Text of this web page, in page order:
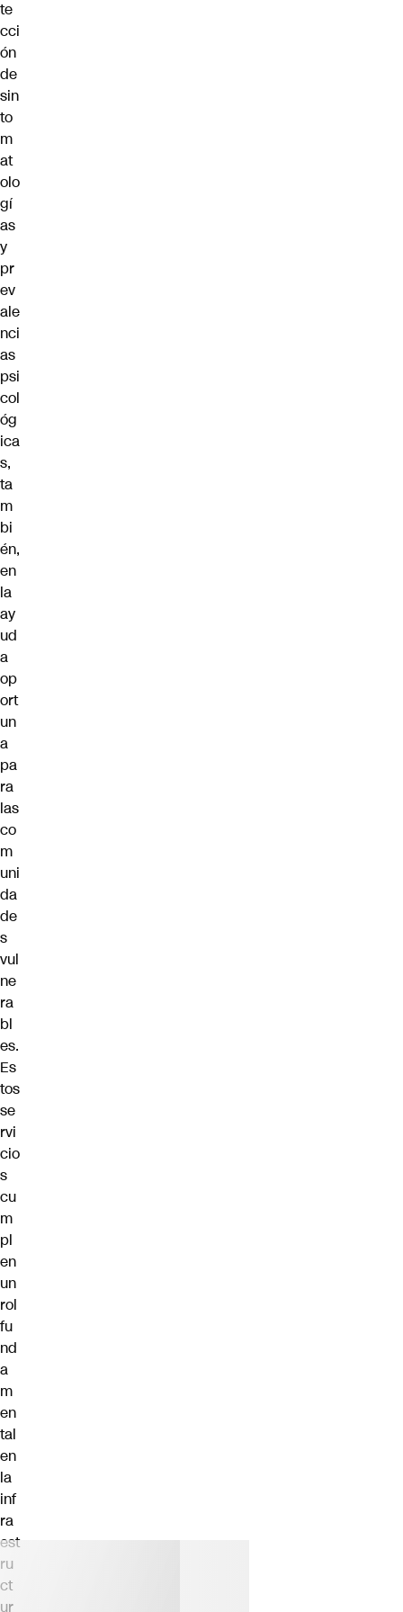
te
cci
ón
de
sin
to
m
at
olo
gí
as
y
pr
ev
ale
nci
as
psi
col
óg
ica
s,
ta
m
bi
én,
en
la
ay
ud
a
op
ort
un
a
pa
ra
las
co
m
uni
da
de
s
vul
ne
ra
bl
es.
Es
tos
se
rvi
cio
s
cu
m
pl
en
un
rol
fu
nd
a
m
en
tal
en
la
inf
ra
est
ru
ct
ur